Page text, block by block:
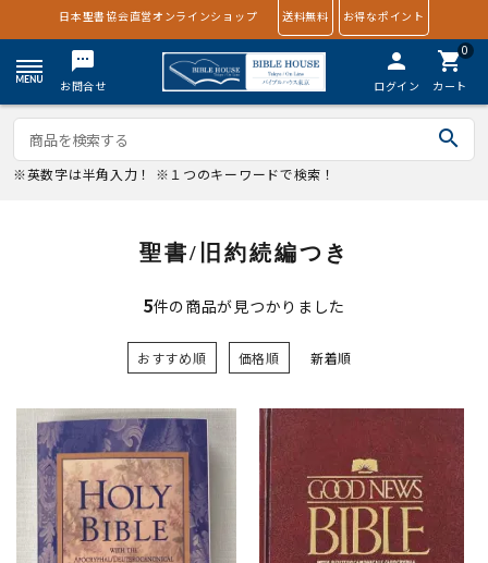
日本聖書協会直営オンラインショップ 送料無料 お得なポイント
textsms
お問合せ
person
ログイン
0
shopping_cart
カート
search
※英数字は半角入力！ ※１つのキーワードで検索！
聖書/旧約続編つき
5件の商品が見つかりました
おすすめ順 価格順 新着順